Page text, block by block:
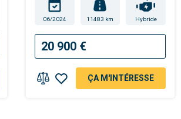
06/2024 11483 km Hybride
20 900 €
ÇA M'INTÉRESSE